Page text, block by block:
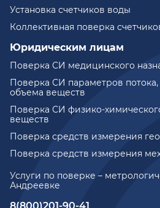
Услуги по поверке –
Андреевке
Установка счетчиков воды
Коллективная поверка
Юридическим лицам
Поверка СИ медицинского
Поверка СИ параметров потока,
объема веществ
Поверка СИ физико-
веществ
Поверка средств измерения
Поверка средств измерения